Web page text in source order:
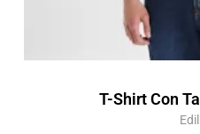
T-Shirt Con